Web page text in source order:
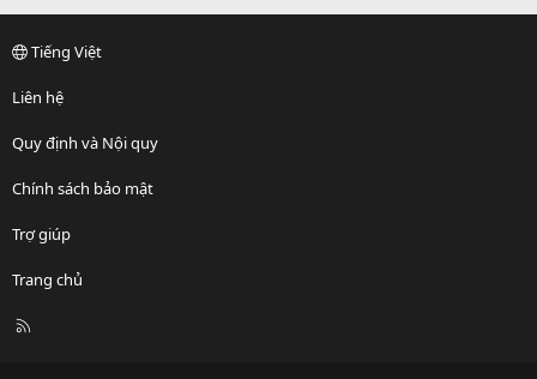
Tiếng Việt
Liên hệ
Quy định và Nội quy
Chính sách bảo mật
Trợ giúp
Trang chủ
R